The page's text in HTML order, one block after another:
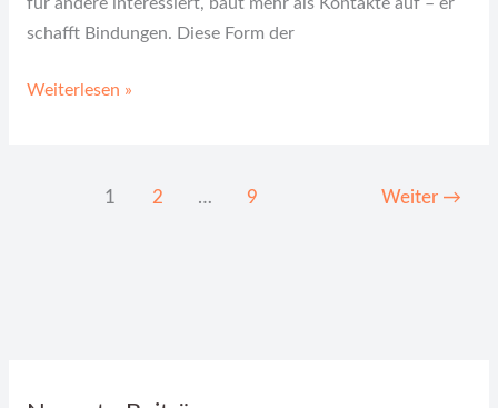
für andere interessiert, baut mehr als Kontakte auf – er
schafft Bindungen. Diese Form der
Weiterlesen »
1 2 … 9 Weiter →